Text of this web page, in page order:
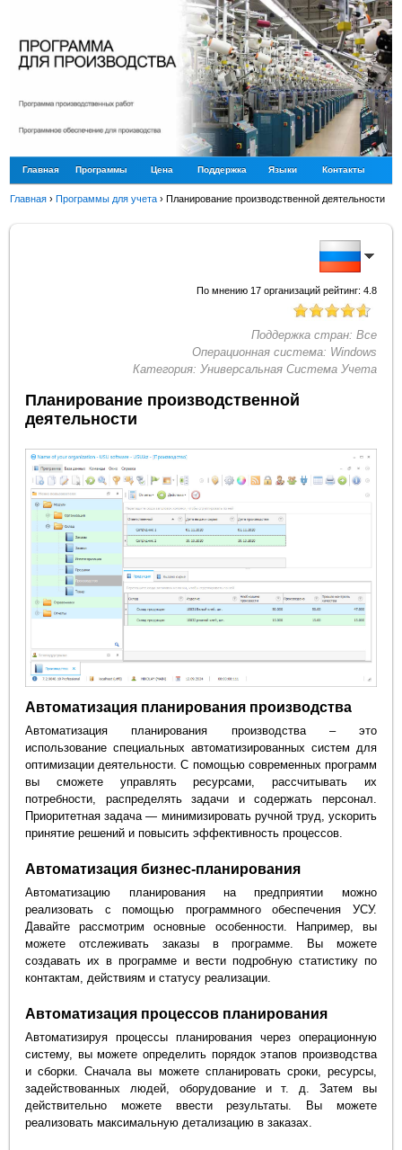
Главная Программы Цена Поддержка Языки Контакты
Главная ›Программы для учета ›Планирование производственной деятельности
По мнению 17организаций рейтинг: 4.8
Поддержка стран: Все
Операционная система: Windows
Категория: Универсальная Система Учета
Планирование производственной
деятельности
Автоматизация планирования производства
Автоматизация планирования производства – это
использование специальных автоматизированных систем для
оптимизации деятельности. С помощью современных программ
вы сможете управлять ресурсами, рассчитывать их
потребности, распределять задачи и содержать персонал.
Приоритетная задача — минимизировать ручной труд, ускорить
принятие решений и повысить эффективность процессов.
Автоматизация бизнес-планирования
Автоматизацию планирования на предприятии можно
реализовать с помощью программного обеспечения УСУ.
Давайте рассмотрим основные особенности. Например, вы
можете отслеживать заказы в программе. Вы можете
создавать их в программе и вести подробную статистику по
контактам, действиям и статусу реализации.
Автоматизация процессов планирования
Автоматизируя процессы планирования через операционную
систему, вы можете определить порядок этапов производства
и сборки. Сначала вы можете спланировать сроки, ресурсы,
задействованных людей, оборудование и т. д. Затем вы
действительно можете ввести результаты. Вы можете
реализовать максимальную детализацию в заказах.